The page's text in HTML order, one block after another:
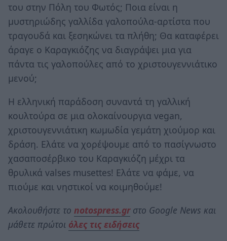
του στην Πόλη του Φωτός; Ποια είναι η
μυστηριώδης γαλλίδα γαλοπούλα-αρτίστα που
τραγουδά και ξεσηκώνει τα πλήθη; Θα καταφέρει
άραγε ο Καραγκιόζης να διαγράψει μια για
πάντα τις γαλοπούλες από το χριστουγεννιάτικο
μενού;
Η ελληνική παράδοση συναντά τη γαλλική
κουλτούρα σε μια ολοκαίνουργια vegan,
χριστουγεννιάτικη κωμωδία γεμάτη χιούμορ και
δράση. Ελάτε να χορέψουμε από το πασίγνωστο
χασαποσέρβικο του Καραγκιόζη μέχρι τα
θρυλικά valses musettes! Ελάτε να φάμε, να
πιούμε και νηστικοί να κοιμηθούμε!
Ακολουθήστε το notospress.grστο Google News και
μάθετε πρώτοι όλες τις ειδήσεις